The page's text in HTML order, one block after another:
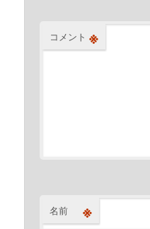
コメント ※
名前 ※